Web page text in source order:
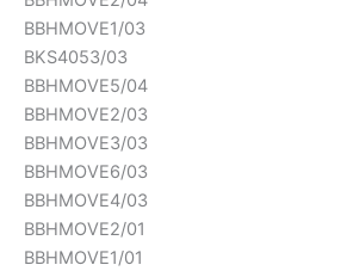
BBHMOVE1/03
BKS4053/03
BBHMOVE5/04
BBHMOVE2/03
BBHMOVE3/03
BBHMOVE6/03
BBHMOVE4/03
BBHMOVE2/01
BBHMOVE1/01